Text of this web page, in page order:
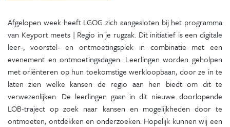
Afgelopen week heeft LGOG zich aangesloten bij het programma
van Keyport meets | Regio in je rugzak. Dit initiatief is een digitale
leer-, voorstel- en ontmoetingsplek in combinatie met een
evenement en ontmoetingsdagen. Leerlingen worden geholpen
met oriënteren op hun toekomstige werkloopbaan, door ze in te
laten zien welke kansen de regio aan hen biedt om dit te
verwezenlijken. De leerlingen gaan in dit nieuwe doorlopende
LOB-traject op zoek naar kansen en mogelijkheden door te
ontmoeten, ontdekken en onderzoeken. Hopelijk kunnen wij een